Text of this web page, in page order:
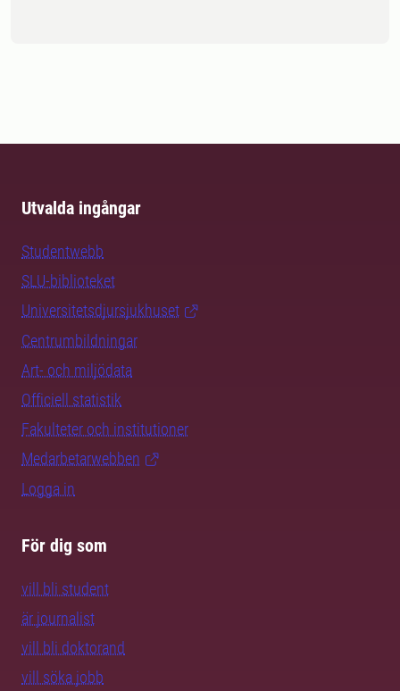
Utvalda ingångar
Studentwebb
SLU-biblioteket
Universitetsdjursjukhuset
Centrumbildningar
Art- och miljödata
Officiell statistik
Fakulteter och institutioner
Medarbetarwebben
Logga in
För dig som
vill bli student
är journalist
vill bli doktorand
vill söka jobb